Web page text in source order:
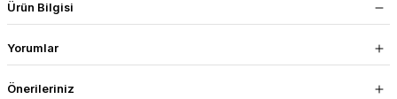
Ürün Bilgisi
Yorumlar
Önerileriniz